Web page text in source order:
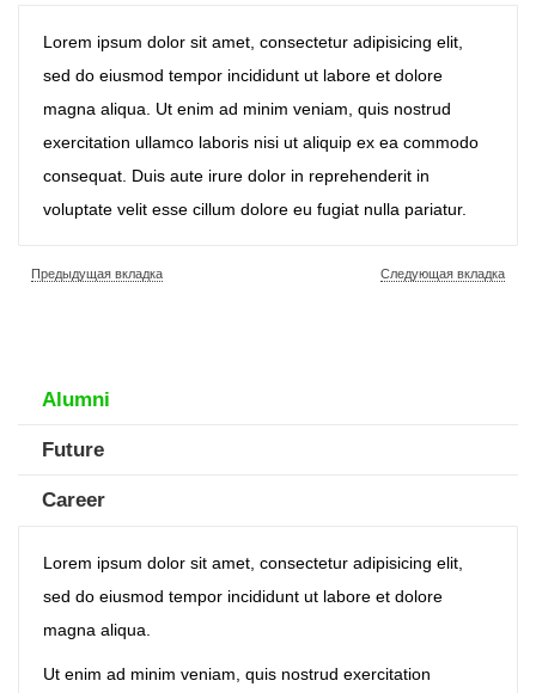
Lorem ipsum dolor sit amet, consectetur adipisicing elit,
sed do eiusmod tempor incididunt ut labore et dolore
magna aliqua. Ut enim ad minim veniam, quis nostrud
exercitation ullamco laboris nisi ut aliquip ex ea commodo
consequat. Duis aute irure dolor in reprehenderit in
voluptate velit esse cillum dolore eu fugiat nulla pariatur.
Предыдущая вкладка Следующая вкладка
Alumni
Future
Career
Lorem ipsum dolor sit amet, consectetur adipisicing elit,
sed do eiusmod tempor incididunt ut labore et dolore
magna aliqua.
Ut enim ad minim veniam, quis nostrud exercitation